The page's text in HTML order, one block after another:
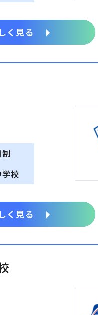
く見る
校
く見る